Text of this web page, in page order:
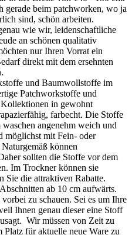
gerade beim patchworken, wo ja
sind, schön arbeiten.
wie wir, leidenschaftliche
an schönen qualitativ
nur Ihren Vorrat ein
direkt mit dem ersehnten
und Baumwollstoffe im
Patchworkstoffe und
in gewohnt
farbecht. Die Stoffe
angenehm weich und
möglichst mit Fein- oder
können
sollten die Stoffe vor dem
Im Trockner können sie
Sie die attraktiven Rabatte.
ab 10 cm aufwärts.
zu schauen. Sei es um Ihre
Ihnen genau dieser eine Stoff
Wir müssen von Zeit zu
Platz für aktuelle neue Ware zu